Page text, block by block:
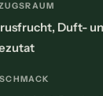
Duft-